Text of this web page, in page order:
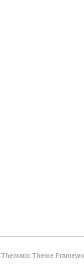
Thematic Theme